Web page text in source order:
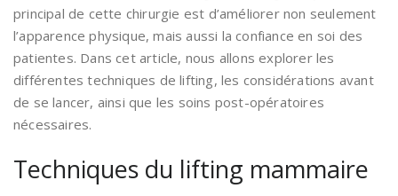
principal de cette chirurgie est d’améliorer non seulement
l’apparence physique, mais aussi la confiance en soi des
patientes. Dans cet article, nous allons explorer les
différentes techniques de lifting, les considérations avant
de se lancer, ainsi que les soins post-opératoires
nécessaires.
Techniques du lifting mammaire